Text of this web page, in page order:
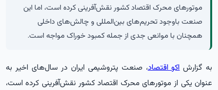
موتورهای محرک اقتصاد کشور نقش‌آفرینی کرده است، اما این
صنعت باوجود تحریم‌های بین‌المللی و چالش‌های داخلی
همچنان با موانعی جدی از جمله کمبود خوراک مواجه است.
به گزارشاکو اقتصاد، صنعت پتروشیمی ایران در سال‌های اخیر به
عنوان یکی از موتورهای محرک اقتصاد کشور نقش‌آفرینی کرده است،